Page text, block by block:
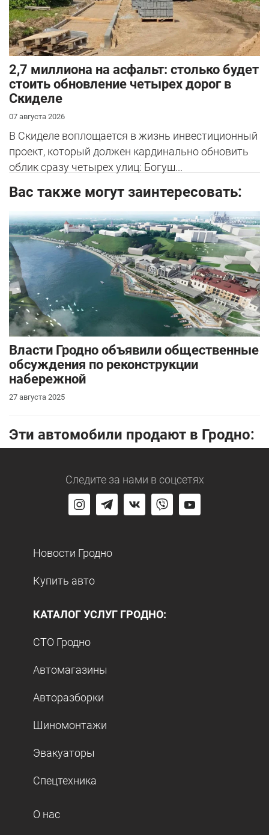
2,7 миллиона на асфальт: столько будет
стоить обновление четырех дорог в
Скиделе
07 августа 2026
В Скиделе воплощается в жизнь инвестиционный
проект, который должен кардинально обновить
облик сразу четырех улиц: Богуш...
Вас также могут заинтересовать:
Власти Гродно объявили общественные
обсуждения по реконструкции
набережной
27 августа 2025
Эти автомобили продают в Гродно:
Следите за нами в соцсетях
Новости Гродно
Купить авто
КАТАЛОГ УСЛУГ ГРОДНО:
СТО Гродно
Автомагазины
Авторазборки
Шиномонтажи
Эвакуаторы
Спецтехника
О нас